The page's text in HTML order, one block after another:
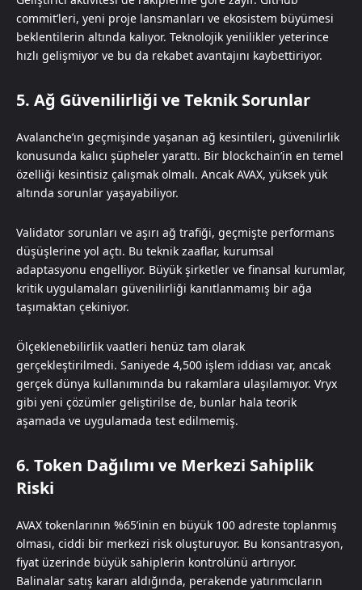
commit’leri, yeni proje lansmanları ve ekosistem büyümesi
beklentilerin altında kalıyor. Teknolojik yenilikler yeterince
hızlı gelişmiyor ve bu da rekabet avantajını kaybettiriyor.
5. Ağ Güvenilirliği ve Teknik Sorunlar
Avalanche’ın geçmişinde yaşanan ağ kesintileri, güvenilirlik
konusunda kalıcı şüpheler yarattı. Bir blockchain’in en temel
özelliği kesintisiz çalışmak olmalı. Ancak AVAX, yüksek yük
altında sorunlar yaşayabiliyor.
Validator sorunları ve aşırı ağ trafiği, geçmişte performans
düşüşlerine yol açtı. Bu teknik zaaflar, kurumsal
adaptasyonu engelliyor. Büyük şirketler ve finansal kurumlar,
kritik uygulamaları güvenilirliği kanıtlanmamış bir ağa
taşımaktan çekiniyor.
Ölçeklenebilirlik vaatleri henüz tam olarak
gerçekleştirilmedi. Saniyede 4,500 işlem iddiası var, ancak
gerçek dünya kullanımında bu rakamlara ulaşılamıyor. Vryx
gibi yeni çözümler geliştirilse de, bunlar hala teorik
aşamada ve uygulamada test edilmemiş.
6. Token Dağılımı ve Merkezi Sahiplik
Riski
AVAX tokenlarının %65’inin en büyük 100 adreste toplanmış
olması, ciddi bir merkezi risk oluşturuyor. Bu konsantrasyon,
fiyat üzerinde büyük sahiplerin kontrolünü artırıyor.
Balinalar satış kararı aldığında, perakende yatırımcıların